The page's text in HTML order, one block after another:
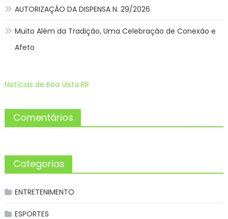
AUTORIZAÇÃO DA DISPENSA N. 29/2026
Muito Além da Tradição, Uma Celebração de Conexão e
Afeto
Notícias de Boa Vista RR
Comentários
Categorias
ENTRETENIMENTO
ESPORTES